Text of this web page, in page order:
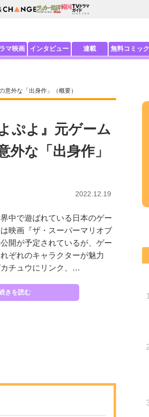
マ映画 インタビュー 連載 無料コミック
外な「出身作」（概要）
ぷよ』元ゲーム
な「出身作」
2022.12.19
中で遊ばれている日本のゲー
映画『ザ・スーパーマリオブ
開が予定されているが、ゲー
ぞれのキャラクターが魅力
チュウにリンク、…
きを読む